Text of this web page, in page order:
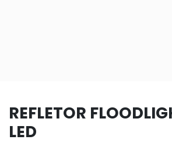
REFLETOR
LED